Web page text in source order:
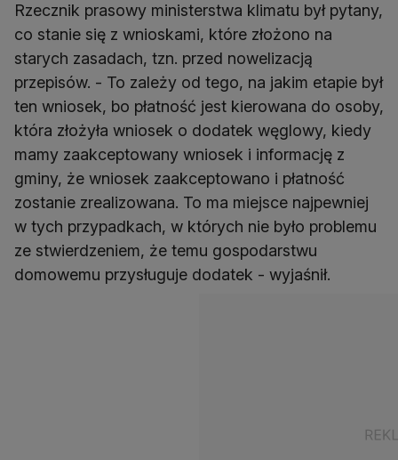
Rzecznik prasowy ministerstwa klimatu był pytany,
co stanie się z wnioskami, które złożono na
starych zasadach, tzn. przed nowelizacją
przepisów. - To zależy od tego, na jakim etapie był
ten wniosek, bo płatność jest kierowana do osoby,
która złożyła wniosek o dodatek węglowy, kiedy
mamy zaakceptowany wniosek i informację z
gminy, że wniosek zaakceptowano i płatność
zostanie zrealizowana. To ma miejsce najpewniej
w tych przypadkach, w których nie było problemu
ze stwierdzeniem, że temu gospodarstwu
domowemu przysługuje dodatek - wyjaśnił.